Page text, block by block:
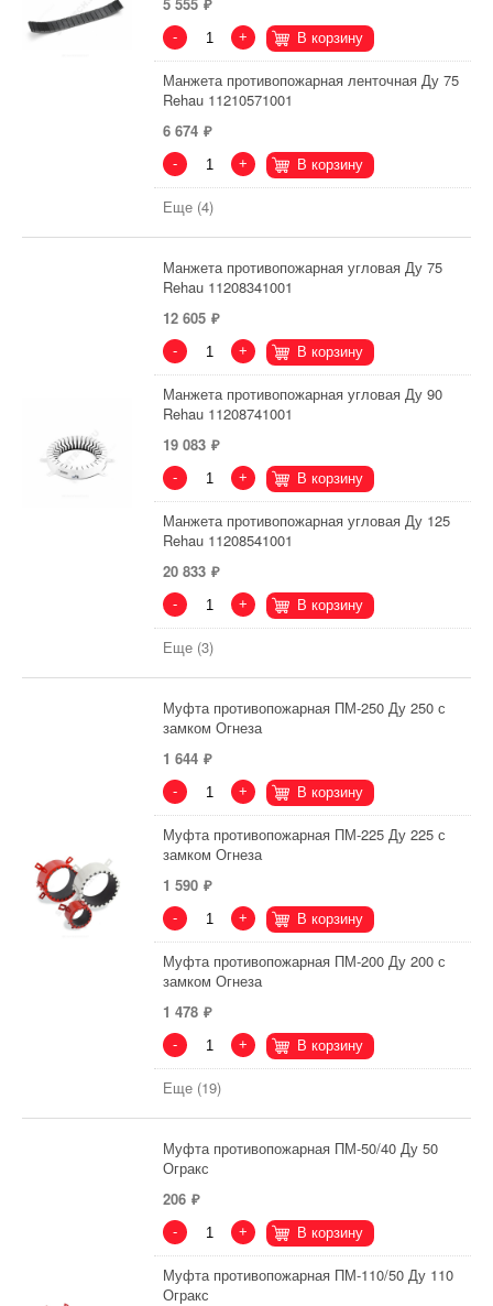
- + В корзину
Манжета противопожарная ленточная Ду 75
Rehau 11210571001
6 674
- + В корзину
Еще (4)
Манжета противопожарная угловая Ду 75
Rehau 11208341001
12 605
- + В корзину
Манжета противопожарная угловая Ду 90
Rehau 11208741001
19 083
- + В корзину
Манжета противопожарная угловая Ду 125
Rehau 11208541001
20 833
- + В корзину
Еще (3)
Муфта противопожарная ПМ-250 Ду 250 с
замком Огнеза
1 644
- + В корзину
Муфта противопожарная ПМ-225 Ду 225 с
замком Огнеза
1 590
- + В корзину
Муфта противопожарная ПМ-200 Ду 200 с
замком Огнеза
1 478
- + В корзину
Еще (19)
Муфта противопожарная ПМ-50/40 Ду 50
Огракс
206
- + В корзину
Муфта противопожарная ПМ-110/50 Ду 110
Огракс